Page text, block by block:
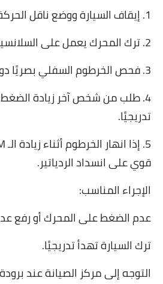
1. إيقاف السيارة ووضع ناقل الحركة على P أو N.
2. ترك المحرك يعمل على السلانسيه.
3. فحص الخرطوم السفلي بصريًا دون لمسه.
4. طلب من شخص آخر زيادة
تدريجيًا.
قوي على انسداد الردياتير.
الإجراء المناسب:
عدم الضغط على المحرك أو رفع
ترك السيارة تهدأ تدريجيًا.
التوجه إلى مركز الصيانة عند